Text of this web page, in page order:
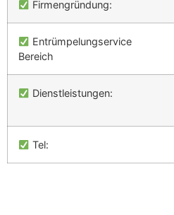
Firmengründung:
Entrümpelungservice
Bereich
Dienstleistungen:
Tel: